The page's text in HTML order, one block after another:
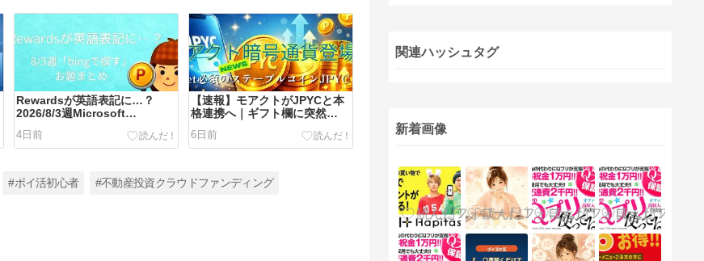
Rewardsが英語表記に…？
2026/8/3週Microsoft
まとめ｜ポイ活日記42
4日前
【速報】モアクトがJPYCと本
格連携へ｜ギフト欄に突然
場
6日前
#ポイ活初心者 #不動産投資クラウドファンディング
関連ハッシュタグ
新着画像